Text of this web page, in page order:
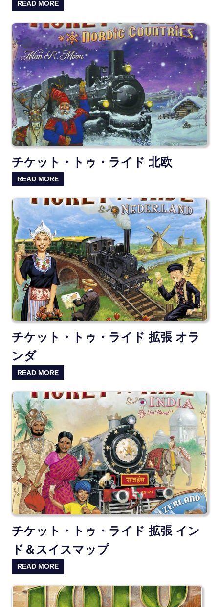
READ MORE
チケット・トゥ・ライド 北欧
READ MORE
チケット・トゥ・ライド 拡張 オラ
ンダ
READ MORE
チケット・トゥ・ライド 拡張 イン
ド＆スイスマップ
READ MORE